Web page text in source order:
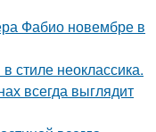
Фабио новембре в
стиле неоклассика.
всегда выглядит